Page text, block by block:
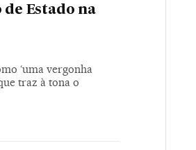
Estado na
‘uma vergonha
traz à tona o